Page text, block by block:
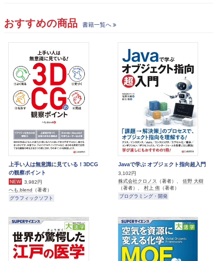
おすすめの商品 書籍一覧へ
上手い人は無意識に見ている！3DCG
の観察ポイント
NEW
3,982円
へも.blend （著者）
グラフィックソフト
Javaで学ぶ オブジェクト指向超入門
3,102円
株式会社クロノス
（著者）、 佐野 大樹
（著者）、 村上 侑 （著者）
プログラミング・開発